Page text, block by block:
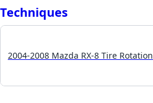
Techniques
2004-2008 Mazda RX-8 Tire Rotation